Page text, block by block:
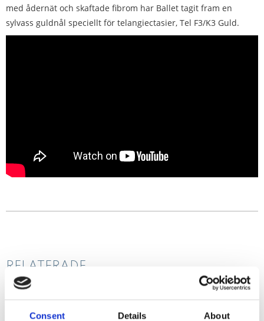
Consent Details About
med ådernät och skaftade fibrom har Ballet tagit fram en
sylvass guldnål speciellt för telangiectasier, Tel F3/K3 Guld.
RELATERADE
PRODUKTER